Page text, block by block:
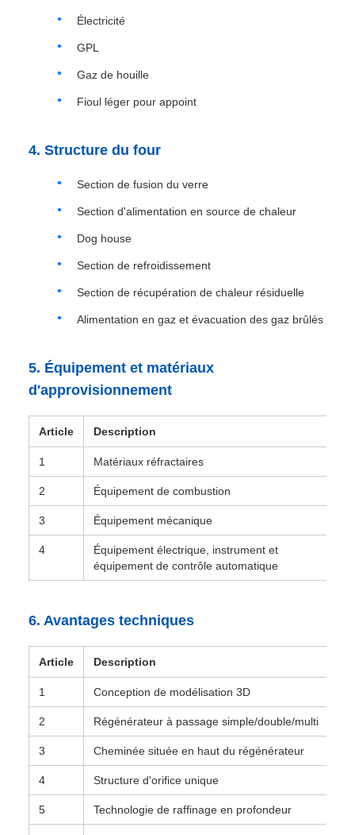
Électricité
GPL
Gaz de houille
Fioul léger pour appoint
4. Structure du four
Section de fusion du verre
Section d'alimentation en source de chaleur
Dog house
Section de refroidissement
Section de récupération de chaleur résiduelle
Alimentation en gaz et évacuation des gaz brûlés
5. Équipement et matériaux
d'approvisionnement
Article Description
1 Matériaux réfractaires
2 Équipement de combustion
3 Équipement mécanique
4
Équipement électrique, instrument et
équipement de contrôle automatique
6. Avantages techniques
Article Description
1 Conception de modélisation 3D
2 Régénérateur à passage simple/double/multi
3 Cheminée située en haut du régénérateur
4 Structure d'orifice unique
5 Technologie de raffinage en profondeur